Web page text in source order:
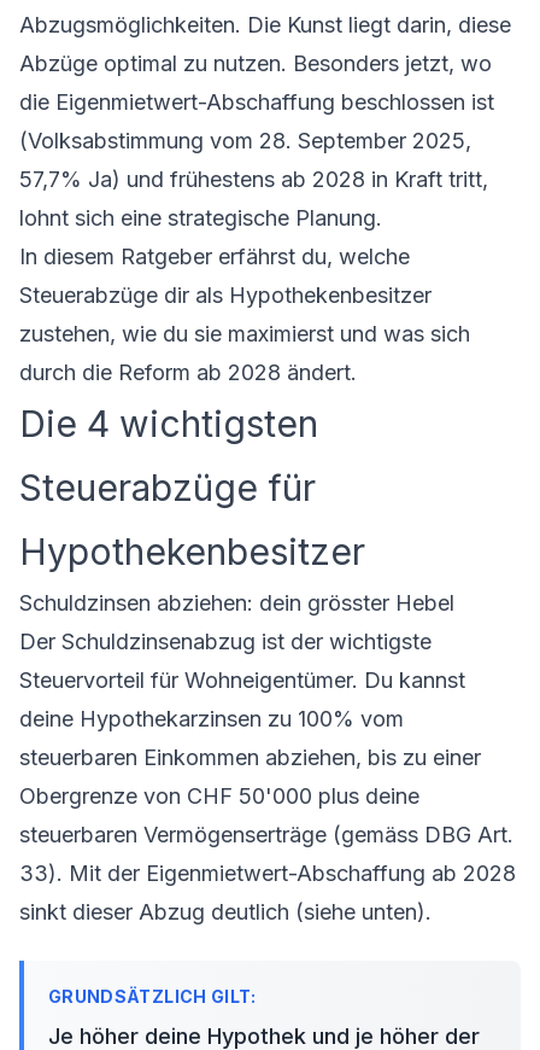
Abzugsmöglichkeiten. Die Kunst liegt darin, diese
Abzüge optimal zu nutzen. Besonders jetzt, wo
die Eigenmietwert-Abschaffung beschlossen ist
(Volksabstimmung vom 28. September 2025,
57,7% Ja) und frühestens ab 2028 in Kraft tritt,
lohnt sich eine strategische Planung.
In diesem Ratgeber erfährst du, welche
Steuerabzüge dir als Hypothekenbesitzer
zustehen, wie du sie maximierst und was sich
durch die Reform ab 2028 ändert.
Die 4 wichtigsten
Steuerabzüge für
Hypothekenbesitzer
Schuldzinsen abziehen: dein grösster Hebel
Der Schuldzinsenabzug ist der wichtigste
Steuervorteil für Wohneigentümer. Du kannst
deine Hypothekarzinsen zu 100% vom
steuerbaren Einkommen abziehen, bis zu einer
Obergrenze von CHF 50'000 plus deine
steuerbaren Vermögenserträge (gemäss DBG Art.
33). Mit der Eigenmietwert-Abschaffung ab 2028
sinkt dieser Abzug deutlich (siehe unten).
Je höher deine Hypothek und je höher der